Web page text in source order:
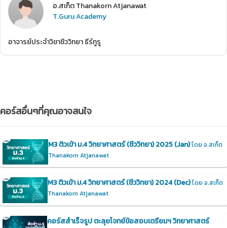
อ.สเก็ต Thanakorn Atjanawat
T.Guru Academy
อาจารย์ประจำวิชาชีววิทยา ธีร์กูรู
คอร์สอื่นๆที่คุณอาจสนใจ
M3 ติวเข้า ม.4 วิทยาศาสตร์ (ชีววิทยา) 2025 (Jan)โดย อ.สเก็ต
Thanakorn Atjanawat
M3 ติวเข้า ม.4 วิทยาศาสตร์ (ชีววิทยา) 2024 (Dec)โดย อ.สเก็ต
Thanakorn Atjanawat
คอร์สสำเร็จรูป ตะลุยโจทย์ข้อสอบเตรียมฯ วิทยาศาสตร์